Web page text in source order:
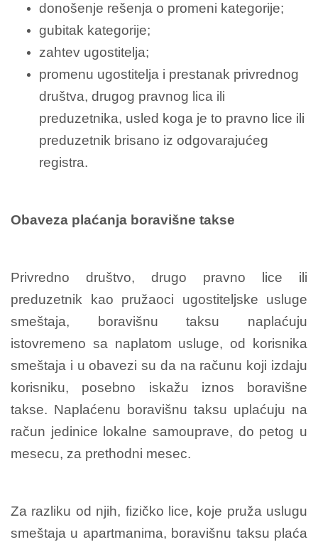
donošenje rešenja o promeni kategorije;
gubitak kategorije;
zahtev ugostitelja;
promenu ugostitelja i prestanak privrednog
društva, drugog pravnog lica ili
preduzetnika, usled koga je to pravno lice ili
preduzetnik brisano iz odgovarajućeg
registra.
Obaveza plaćanja boravišne takse
Privredno društvo, drugo pravno lice ili
preduzetnik kao pružaoci ugostiteljske usluge
smeštaja, boravišnu taksu naplaćuju
istovremeno sa naplatom usluge, od korisnika
smeštaja i u obavezi su da na računu koji izdaju
korisniku, posebno iskažu iznos boravišne
takse. Naplaćenu boravišnu taksu uplaćuju na
račun jedinice lokalne samouprave, do petog u
mesecu, za prethodni mesec.
Za razliku od njih, fizičko lice, koje pruža uslugu
smeštaja u apartmanima, boravišnu taksu plaća